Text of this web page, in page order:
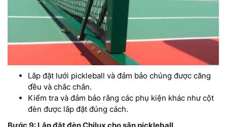
Lắp đặt lưới pickleball và đảm bảo chúng được căng
đều và chắc chắn.
Kiểm tra và đảm bảo rằng các phụ kiện khác như cột
đèn được lắp đặt đúng cách.